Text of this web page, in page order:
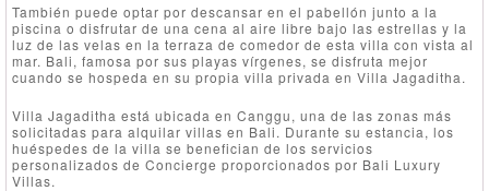
También puede optar por descansar en el pabellón junto a la
piscina o disfrutar de una cena al aire libre bajo las estrellas y la
luz de las velas en la terraza de comedor de esta villa con vista al
mar. Bali, famosa por sus playas vírgenes, se disfruta mejor
cuando se hospeda en su propia villa privada en Villa Jagaditha.
Villa Jagaditha está ubicada en Canggu, una de las zonas más
solicitadas para alquilar villas en Bali. Durante su estancia, los
huéspedes de la villa se benefician de los servicios
personalizados de Concierge proporcionados por Bali Luxury
Villas.